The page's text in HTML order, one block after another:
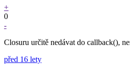
+
0
-
Closuru určitě nedávat do callback(),
před 16 lety